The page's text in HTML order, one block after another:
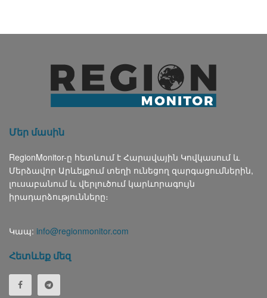
Մեր մասին
RegionMonitor-ը հետևում է Հարավային Կովկասում և
Մերձավոր Արևելքում տեղի ունեցող զարգացումներին,
լուսաբանում և վերլուծում կարևորագույն
իրադարձությունները։
Կապ: info@regionmonitor.com
Հետևեք մեզ